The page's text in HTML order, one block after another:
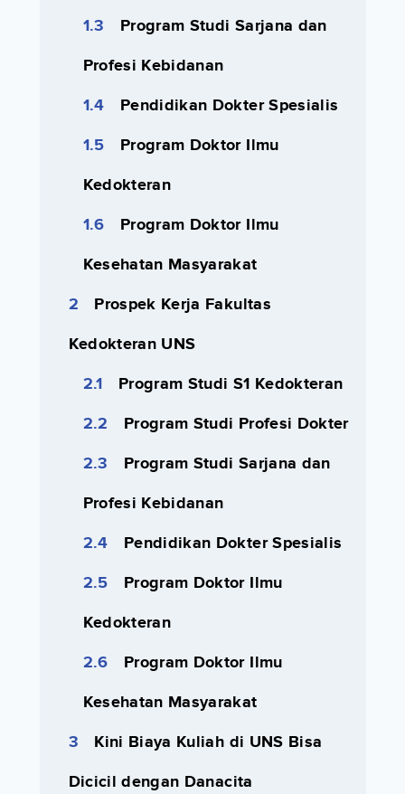
Program Studi Sarjana dan
Profesi Kebidanan
Pendidikan Dokter Spesialis
Program Doktor Ilmu
Kedokteran
Program Doktor Ilmu
Kesehatan Masyarakat
Prospek Kerja Fakultas
Kedokteran UNS
Program Studi S1 Kedokteran
Program Studi Profesi Dokter
Program Studi Sarjana dan
Profesi Kebidanan
Pendidikan Dokter Spesialis
Program Doktor Ilmu
Kedokteran
Program Doktor Ilmu
Kesehatan Masyarakat
Kini Biaya Kuliah di UNS Bisa
Dicicil dengan Danacita